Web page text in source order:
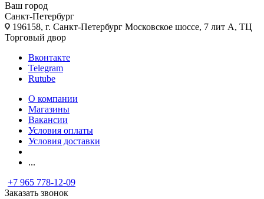
Ваш город
Санкт-Петербург
196158, г. Санкт-Петербург Московское шоссе, 7 лит А, ТЦ
Торговый двор
Вконтакте
Telegram
Rutube
О компании
Магазины
Вакансии
Условия оплаты
Условия доставки
...
+7 965 778-12-09
Заказать звонок